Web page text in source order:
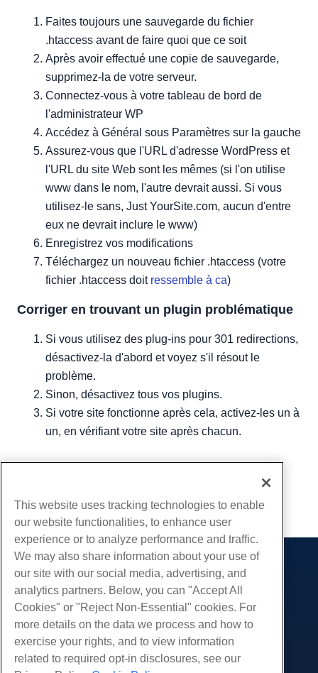
Faites toujours une sauvegarde du fichier
.htaccess avant de faire quoi que ce soit
Après avoir effectué une copie de sauvegarde,
supprimez-la de votre serveur.
Connectez-vous à votre tableau de bord de
l'administrateur WP
Accédez à Général sous Paramètres sur la gauche
Assurez-vous que l'URL d'adresse WordPress et
l'URL du site Web sont les mêmes (si l'on utilise
www dans le nom, l'autre devrait aussi. Si vous
utilisez-le sans, Just YourSite.com, aucun d'entre
eux ne devrait inclure le www)
Enregistrez vos modifications
Téléchargez un nouveau fichier .htaccess (votre
fichier .htaccess doit ressemble à ca)
Corriger en trouvant un plugin problématique
Si vous utilisez des plug-ins pour 301 redirections,
désactivez-la d'abord et voyez s'il résout le
problème.
Sinon, désactivez tous vos plugins.
Si votre site fonctionne après cela, activez-les un à
un, en vérifiant votre site après chacun.
Copie URL
Des produits
Hébergement Web
Hébergement professionnel
Revendeur Hébergeur
Revendeur en marque blanche
Géré Linux VPS
Prestations de service
Migrations de sites Web
Communauté
Documentation produit
Tutoriels
Compagnie
This website uses tracking technologies to enable
our website functionalities, to enhance user
experience or to analyze performance and traffic.
We may also share information about your use of
our site with our social media, advertising, and
analytics partners. Below, you can "Accept All
Cookies" or "Reject Non-Essential" cookies. For
more details on the data we process and how to
exercise your rights, and to view information
related to required opt-in disclosures, see our